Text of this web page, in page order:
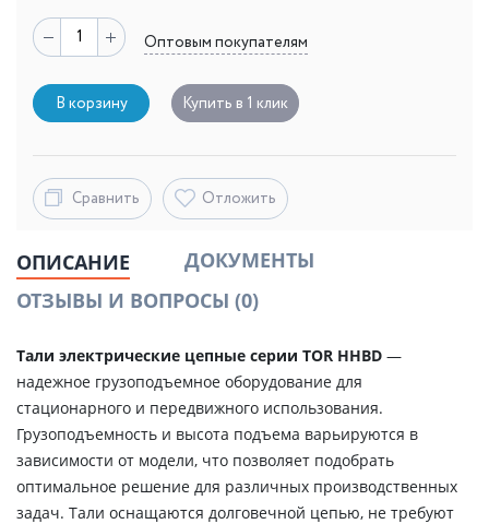
Оптовым покупателям
В корзину Купить в 1 клик
Сравнить Отложить
ОПИСАНИЕ
ДОКУМЕНТЫ
ОТЗЫВЫ И ВОПРОСЫ (0)
Тали электрические цепные серии TOR HHBD —
надежное грузоподъемное оборудование для
стационарного и передвижного использования.
Грузоподъемность и высота подъема варьируются в
зависимости от модели, что позволяет подобрать
оптимальное решение для различных производственных
задач. Тали оснащаются долговечной цепью, не требуют